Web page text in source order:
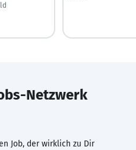
Netzwerk
Job, der wirklich zu Dir